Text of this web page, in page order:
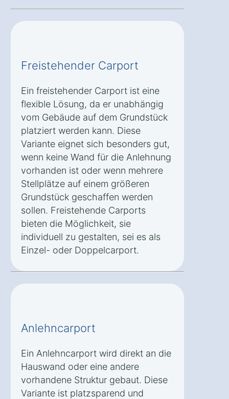
Freistehender Carport
Ein freistehender Carport ist eine
flexible Lösung, da er unabhängig
vom Gebäude auf dem Grundstück
platziert werden kann. Diese
Variante eignet sich besonders gut,
wenn keine Wand für die Anlehnung
vorhanden ist oder wenn mehrere
Stellplätze auf einem größeren
Grundstück geschaffen werden
sollen. Freistehende Carports
bieten die Möglichkeit, sie
individuell zu gestalten, sei es als
Einzel- oder Doppelcarport.
Anlehncarport
Ein Anlehncarport wird direkt an die
Hauswand oder eine andere
vorhandene Struktur gebaut. Diese
Variante ist platzsparend und